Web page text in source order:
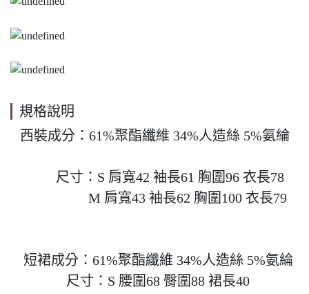
規格說明
西裝成分：61%聚酯纖維 34%人造絲 5%氨綸
         尺寸：S 肩寬42 袖長61 胸圍96 衣長78
                   M 肩寬43 袖長62 胸圍100 衣長79
  短裙成分：61%聚酯纖維 34%人造絲 5%氨綸
  尺寸：S 腰圍68 臀圍88 裙長40